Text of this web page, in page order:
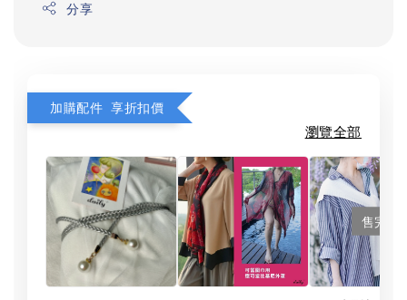
分享
加購配件 享折扣價
瀏覽全部
售完